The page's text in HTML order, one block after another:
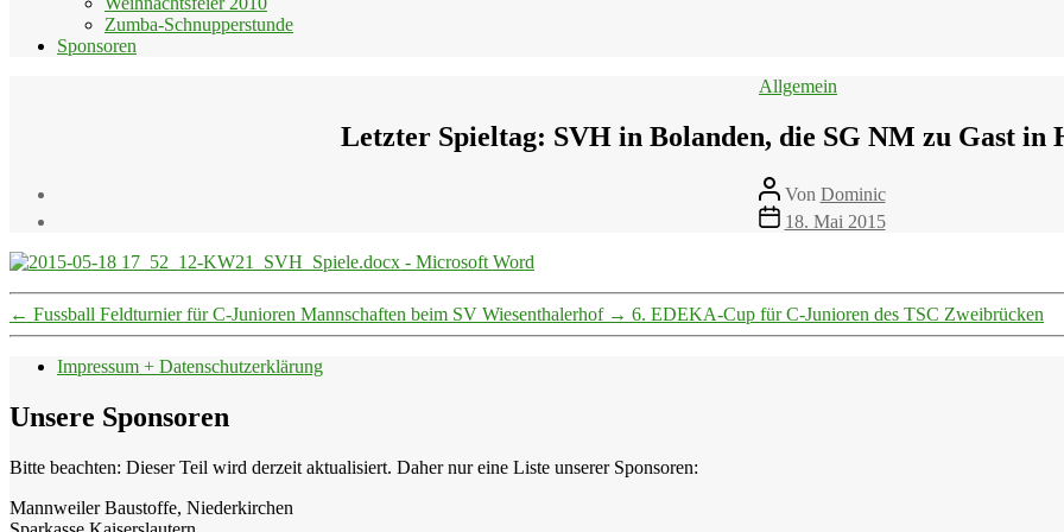
Zumba-Schnupperstunde
Sponsoren
Kategorien
Allgemein
Letzter Spieltag: SVH in Bolanden, die SG NM zu Gast in
Beitragsautor
Von Dominic
Veröffentlichungsdatum
18. Mai 2015
← Fussball Feldturnier für C-Junioren Mannschaften beim SV Wiesenthalerhof → 6. EDEKA-Cup für C-Junioren des TSC Zweibrücken
Impressum + Datenschutzerklärung
Unsere Sponsoren
Bitte beachten: Dieser Teil wird derzeit aktualisiert. Daher nur eine Liste unserer Sponsoren:
Mannweiler Baustoffe, Niederkirchen